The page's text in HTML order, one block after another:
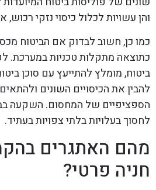
והן עשויות לכלול כיסוי נזקי רכוש,
כמו כן, חשוב לבדוק אם הביטוח
כתוצאה מתקלות טכניות במערכת.
ביטוח, מומלץ להתייעץ עם סוכן
להבין את הכיסויים השונים
הספציפיים של המחסום. השקעה
לחסוך בעלויות בלתי צפויות בעתיד.
מהם האתגרים
חניה פרטי?